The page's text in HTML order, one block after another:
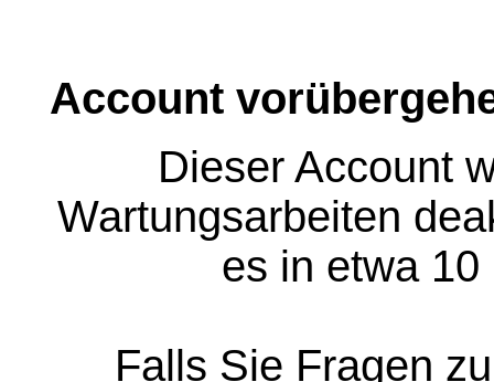
Account
Dieser Account
Wartungsarbeiten
es in etwa
Falls Sie Fragen